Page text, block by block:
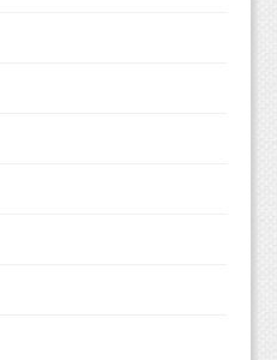
♡ ♡ ♡
撮影会を